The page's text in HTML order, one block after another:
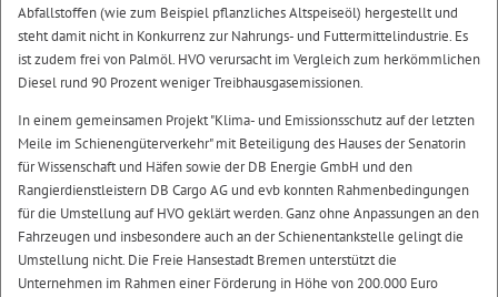
Abfallstoffen (wie zum Beispiel pflanzliches Altspeiseöl) hergestellt und
steht damit nicht in Konkurrenz zur Nahrungs- und Futtermittelindustrie. Es
ist zudem frei von Palmöl. HVO verursacht im Vergleich zum herkömmlichen
Diesel rund 90 Prozent weniger Treibhausgasemissionen.
In einem gemeinsamen Projekt "Klima- und Emissionsschutz auf der letzten
Meile im Schienengüterverkehr" mit Beteiligung des Hauses der Senatorin
für Wissenschaft und Häfen sowie der DB Energie GmbH und den
Rangierdienstleistern DB Cargo AG und evb konnten Rahmenbedingungen
für die Umstellung auf HVO geklärt werden. Ganz ohne Anpassungen an den
Fahrzeugen und insbesondere auch an der Schienentankstelle gelingt die
Umstellung nicht. Die Freie Hansestadt Bremen unterstützt die
Unternehmen im Rahmen einer Förderung in Höhe von 200.000 Euro